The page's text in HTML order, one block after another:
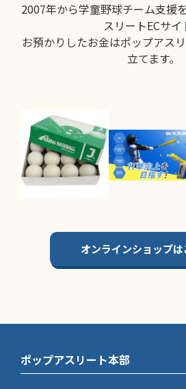
2007年から学童野球チーム支援
スリートECサイ
お預かりしたお金はポップアス
立てます。
オンラインショップは
ポップアスリート本部